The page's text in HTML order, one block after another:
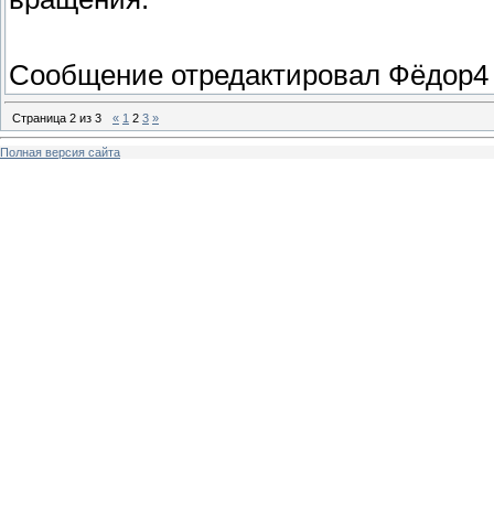
Сообщение отредактировал Фёдор4
Страница 2 из 3 « 1 2 3 »
Полная версия сайта